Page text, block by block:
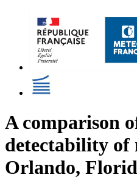
A comparison
detectability of
Orlando,